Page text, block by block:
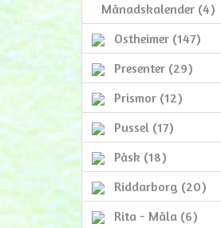
Månadskalender (4)
Ostheimer (147)
Presenter (29)
Prismor (12)
Pussel (17)
Påsk (18)
Riddarborg (20)
Rita - Måla (6)